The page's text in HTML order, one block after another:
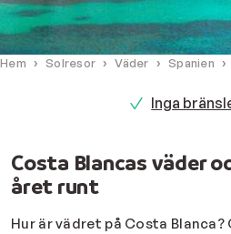
Hem Solresor Väder Spanien
Inga
Costa Blancas väder
året runt
Hur är vädret på Costa